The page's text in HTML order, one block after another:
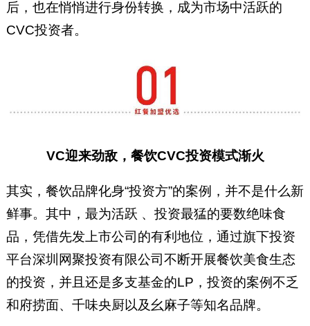
后，也在悄悄进行身份转换，成为市场中活跃的
CVC投资者。
VC迎来劲敌，餐饮CVC投资模式渐火
其实，餐饮品牌化身“投资方”的案例，并不是什么新
鲜事。其中，最为活跃 、投资最猛的要数绝味食
品，凭借先发上市公司的有利地位，通过旗下投资
平台深圳网聚投资有限公司不断开展餐饮美食生态
的投资，并且还是多支基金的LP，投资的案例不乏
和府捞面、千味央厨以及幺麻子等知名品牌。